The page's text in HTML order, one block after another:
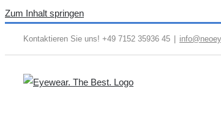
Zum Inhalt springen
Kontaktieren Sie uns! +49 7152 35936 45